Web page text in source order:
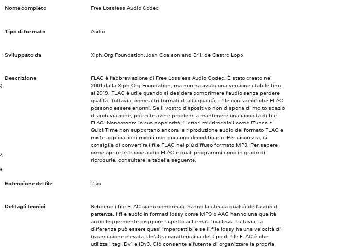
Nome completo Free Lossless Audio Codec
Tipo di formato Audio
Sviluppato da Xiph.Org Foundation; Josh Coalson and Erik de Castro Lopo
Descrizione
FLAC è l'abbreviazione di Free Lossless Audio Codec. È stato creato nel
2001 dalla Xiph.Org Foundation, ma non ha avuto una versione stabile fino
al 2019. FLAC è utile quando si desidera comprimere l'audio senza perdere
qualità. Tuttavia, come altri formati di alta qualità, i file con specifiche FLAC
possono essere enormi. Se il vostro dispositivo non dispone di molto spazio
di archiviazione, potreste avere problemi a mantenere una raccolta di file
FLAC. Nonostante la sua popolarità, i lettori multimediali come iTunes e
QuickTime non supportano ancora la riproduzione audio del formato FLAC e
molte applicazioni mobili non possono decodificarlo. Per sicurezza, si
consiglia di convertire i file FLAC nel più diffuso formato MP3. Per sapere
come aprire le tracce audio FLAC e quali programmi sono in grado di
riprodurle, consultare la tabella seguente.
Estensione del file .flac
Dettagli tecnici
Sebbene i file FLAC siano compressi, hanno la stessa qualità dell'audio di
partenza. I file audio in formati lossy come MP3 o AAC hanno una qualità
audio leggermente peggiore rispetto ai formati lossless. Tuttavia, la
differenza può essere quasi impercettibile se il file lossy ha una velocità di
trasmissione elevata. Un'altra caratteristica del tipo di file FLAC è che
utilizza i tag IDv1 e IDv3. Ciò consente all'utente di organizzare la propria